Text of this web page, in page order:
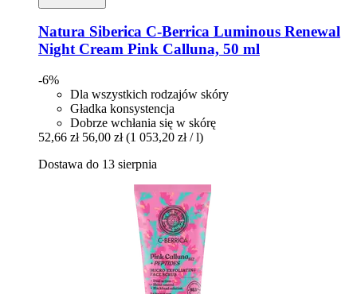
Natura Siberica C-​Berrica Luminous Renewal
Night Cream Pink Calluna, 50 ml
-6%
Dla wszystkich rodzajów skóry
Gładka konsystencja
Dobrze wchłania się w skórę
52,66 zł 56,00 zł (1 053,20 zł / l)
Dostawa do 13 sierpnia